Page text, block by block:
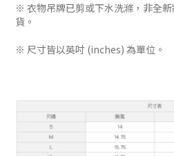
※ 衣物吊牌已剪或下水洗滌，非全
貨。
※ 尺寸皆以英吋 (inches) 為單位。